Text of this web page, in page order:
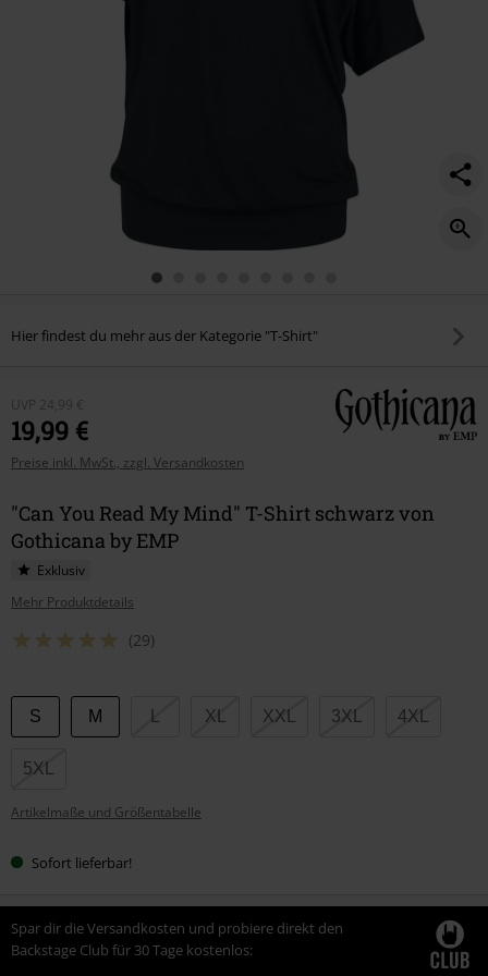
Hier findest du mehr aus der Kategorie "T-Shirt"
UVP 24,99 €
19,99 €
Preise inkl. MwSt., zzgl. Versandkosten
"Can You Read My Mind" T-Shirt schwarz von
Gothicana by EMP
Exklusiv
Mehr Produktdetails
(29)
Wähle
deine
Größe
S M XL XXL 3XL 4XL
5XL
Artikelmaße und Größentabelle
Sofort lieferbar!
Spar dir die Versandkosten und probiere direkt den
Backstage Club für 30 Tage kostenlos: